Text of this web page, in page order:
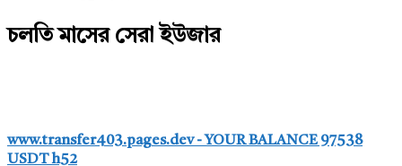
চলতি মাসের সেরা ইউজার
www.transfer403.pages.dev - YOUR BALANCE 97538
USDT h52